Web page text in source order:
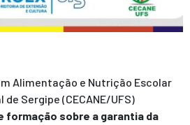
Alimentação e Nutrição Escolar
Sergipe (CECANE/UFS)
formação sobre a garantia da